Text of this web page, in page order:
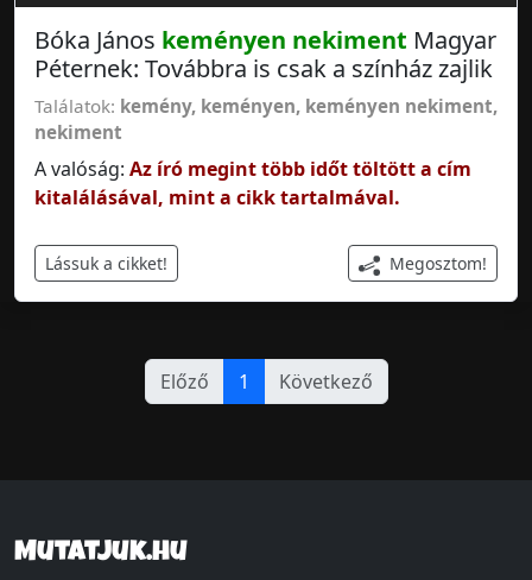
Bóka János keményen nekiment Magyar
Péternek: Továbbra is csak a színház zajlik
Találatok: kemény, keményen, keményen nekiment,
nekiment
A valóság: Az író megint több időt töltött a cím
kitalálásával, mint a cikk tartalmával.
Lássuk a cikket! Megosztom!
Előző 1 Következő
Mutatjuk.hu